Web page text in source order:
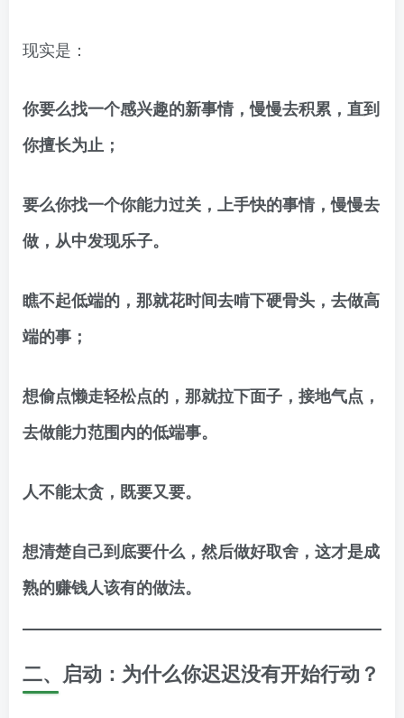
现实是：
你要么找一个感兴趣的新事情，慢慢去积累，直到
你擅长为止；
要么你找一个你能力过关，上手快的事情，慢慢去
做，从中发现乐子。
瞧不起低端的，那就花时间去啃下硬骨头，去做高
端的事；
想偷点懒走轻松点的，那就拉下面子，接地气点，
去做能力范围内的低端事。
人不能太贪，既要又要。
想清楚自己到底要什么，然后做好取舍，这才是成
熟的赚钱人该有的做法。
二、启动：为什么你迟迟没有开始行动？